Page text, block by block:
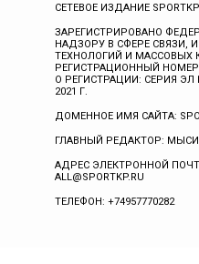
СЕТЕВОЕ ИЗДАНИЕ
ЗАРЕГИСТРИРОВАНО
НАДЗОРУ В СФЕРЕ
ТЕХНОЛОГИЙ И МАССОВЫХ
РЕГИСТРАЦИОННЫЙ
О РЕГИСТРАЦИИ: СЕРИЯ ЭЛ
2021 Г.
ДОМЕННОЕ ИМЯ САЙТА:
ГЛАВНЫЙ РЕДАКТОР:
АДРЕС ЭЛЕКТРОННОЙ
ALL@SPORTKP.RU
ТЕЛЕФОН: +74957770282